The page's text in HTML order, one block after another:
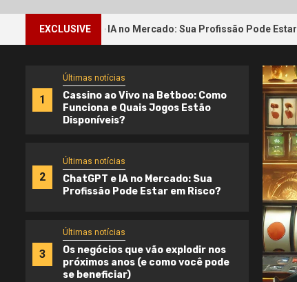
EXCLUSIVE
e IA no Mercado: Sua Profissão Pode Estar em Risco?
1
Últimas notícias
Cassino ao Vivo na Betboo: Como
Funciona e Quais Jogos Estão
Disponíveis?
2
Últimas notícias
ChatGPT e IA no Mercado: Sua
Profissão Pode Estar em Risco?
3
Últimas notícias
Os negócios que vão explodir nos
próximos anos (e como você pode
se beneficiar)